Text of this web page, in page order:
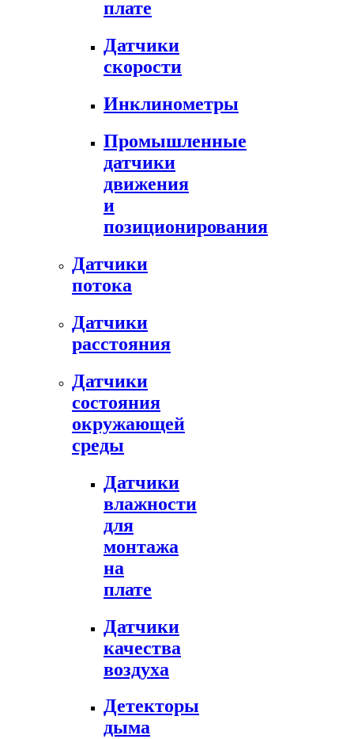
плате
Датчики
скорости
Инклинометры
Промышленные
датчики
движения
и
позиционирования
Датчики
потока
Датчики
расстояния
Датчики
состояния
окружающей
среды
Датчики
влажности
для
монтажа
на
плате
Датчики
качества
воздуха
Детекторы
дыма